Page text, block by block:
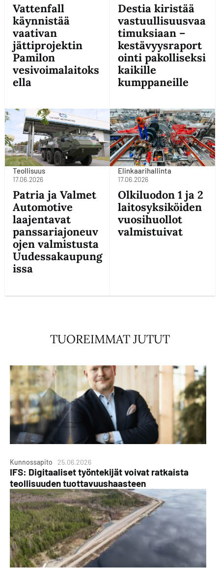
Vattenfall
käynnistää
vaativan
jättiprojektin
Pamilon
vesivoimalaitoks
ella
Destia kiristää
vastuullisuusvaa
timuksiaan –
kestävyysraport
ointi pakolliseksi
kaikille
kumppaneille
Teollisuus
17.06.2026
Patria ja Valmet
Automotive
laajentavat
panssariajoneuv
ojen valmistusta
Uudessakaupung
issa
Elinkaarihallinta
17.06.2026
Olkiluodon 1 ja 2
laitosyksiköiden
vuosihuollot
valmistuivat
TUOREIMMAT JUTUT
Kunnossapito 25.06.2026
IFS: Digitaaliset työntekijät voivat ratkaista
teollisuuden tuottavuushaasteen